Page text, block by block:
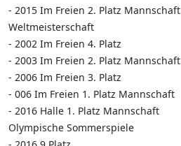
- 2015 Im Freien 2. Platz Mannschaft
Weltmeisterschaft
- 2002 Im Freien 4. Platz
- 2003 Im Freien 2. Platz Mannschaft
- 2006 Im Freien 3. Platz
- 006 Im Freien 1. Platz Mannschaft
- 2016 Halle 1. Platz Mannschaft
Olympische Sommerspiele